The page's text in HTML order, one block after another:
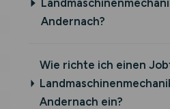
Andernach?
Wie richte ich einen
Andernach ein?